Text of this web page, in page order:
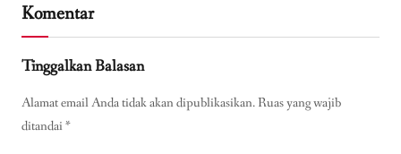
Komentar
Tinggalkan Balasan
Alamat email Anda tidak akan dipublikasikan.Ruas yang wajib
ditandai*